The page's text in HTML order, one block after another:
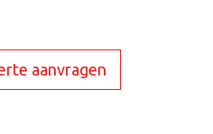
aanvragen